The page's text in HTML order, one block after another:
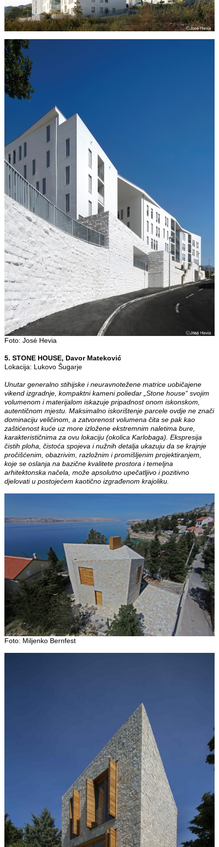
Foto: José Hevia
5. STONE HOUSE, Davor Mateković
Lokacija: Lukovo Šugarje
Unutar generalno stihijske i neuravnotežene matrice uobičajene
vikend izgradnje, kompaktni kameni poliedar „Stone house“ svojim
volumenom i materijalom iskazuje pripadnost onom iskonskom,
autentičnom mjestu. Maksimalno iskorištenje parcele ovdje ne znači
dominaciju veličinom, a zatvorenost volumena čita se pak kao
zaštićenost kuće uz more izložene ekstremnim naletima bure,
karakterističnima za ovu lokaciju (okolica Karlobaga). Ekspresija
čistih ploha, čistoća spojeva i nužnih detalja ukazuju da se krajnje
pročišćenim, obazrivim, razložnim i promišljenim projektiranjem,
koje se oslanja na bazične kvalitete prostora i temeljna
arhitektonska načela, može apsolutno upečatljivo i pozitivno
djelovati u postojećem kaotično izgrađenom krajoliku.
Foto: Miljenko Bernfest